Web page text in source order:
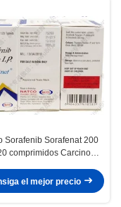
Sorafenib Sorafenat 200
comprimidos Carcinoma
renales, cáncer de
tumor estromal
el mejor precio